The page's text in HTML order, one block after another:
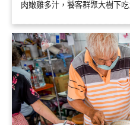
肉嫩雞多汁，饕客群聚大樹下